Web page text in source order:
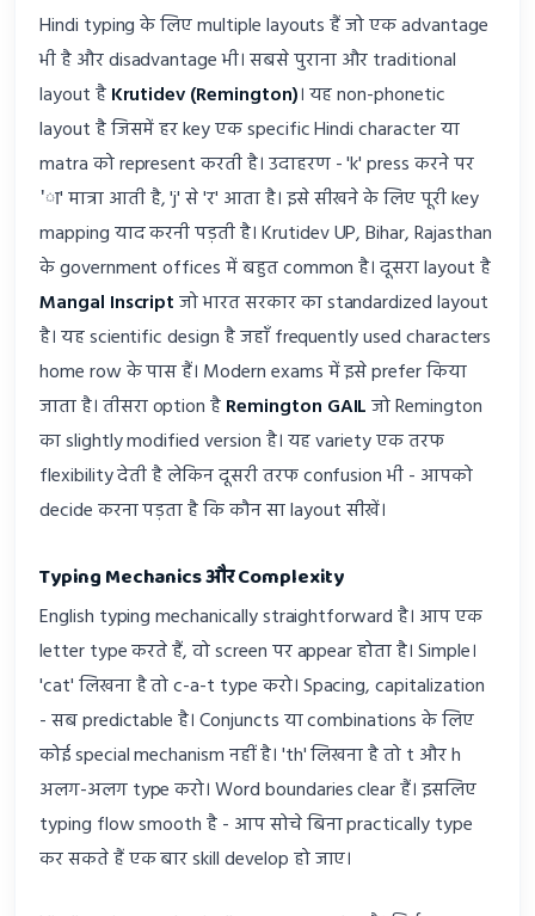
Hindi typing के लिए multiple layouts हैं जो एक advantage
भी है और disadvantage भी। सबसे पुराना और traditional
layout हैKrutidev (Remington)। यह non-phonetic
layout है जिसमें हर key एक specific Hindi character या
matra को represent करती है। उदाहरण - 'k' press करने पर
'ा' मात्रा आती है, 'j' से 'र' आता है। इसे सीखने के लिए पूरी key
mapping याद करनी पड़ती है। Krutidev UP, Bihar, Rajasthan
के government offices में बहुत common है। दूसरा layout है
Mangal Inscriptजो भारत सरकार का standardized layout
है। यह scientific design है जहाँ frequently used characters
home row के पास हैं। Modern exams में इसे prefer किया
जाता है। तीसरा option हैRemington GAILजो Remington
का slightly modified version है। यह variety एक तरफ
flexibility देती है लेकिन दूसरी तरफ confusion भी - आपको
decide करना पड़ता है कि कौन सा layout सीखें।
Typing Mechanics और Complexity
English typing mechanically straightforward है। आप एक
letter type करते हैं, वो screen पर appear होता है। Simple।
'cat' लिखना है तो c-a-t type करो। Spacing, capitalization
- सब predictable है। Conjuncts या combinations के लिए
कोई special mechanism नहीं है। 'th' लिखना है तो t और h
अलग-अलग type करो। Word boundaries clear हैं। इसलिए
typing flow smooth है - आप सोचे बिना practically type
कर सकते हैं एक बार skill develop हो जाए।